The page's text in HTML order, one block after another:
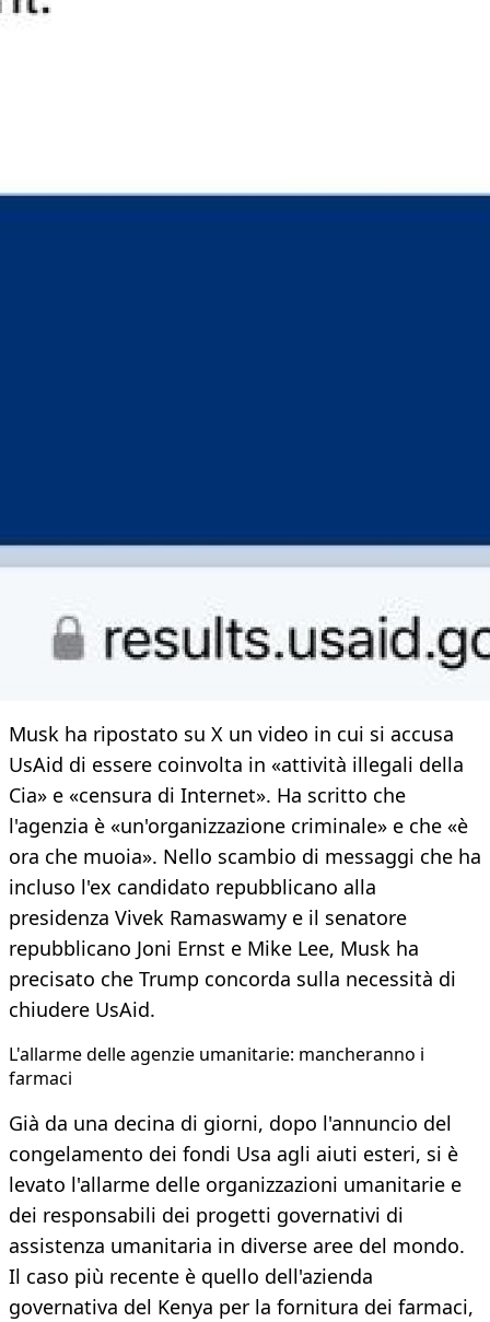
Musk ha ripostato su X un video in cui si accusa
UsAid di essere coinvolta in «attività illegali della
Cia» e «censura di Internet». Ha scritto che
l'agenzia è «un'organizzazione criminale» e che «è
ora che muoia». Nello scambio di messaggi che ha
incluso l'ex candidato repubblicano alla
presidenza Vivek Ramaswamy e il senatore
repubblicano Joni Ernst e Mike Lee, Musk ha
precisato che Trump concorda sulla necessità di
chiudere UsAid.
L'allarme delle agenzie umanitarie: mancheranno i
farmaci
Già da una decina di giorni, dopo l'annuncio del
congelamento dei fondi Usa agli aiuti esteri, si è
levato l'allarme delle organizzazioni umanitarie e
dei responsabili dei progetti governativi di
assistenza umanitaria in diverse aree del mondo.
Il caso più recente è quello dell'azienda
governativa del Kenya per la fornitura dei farmaci,